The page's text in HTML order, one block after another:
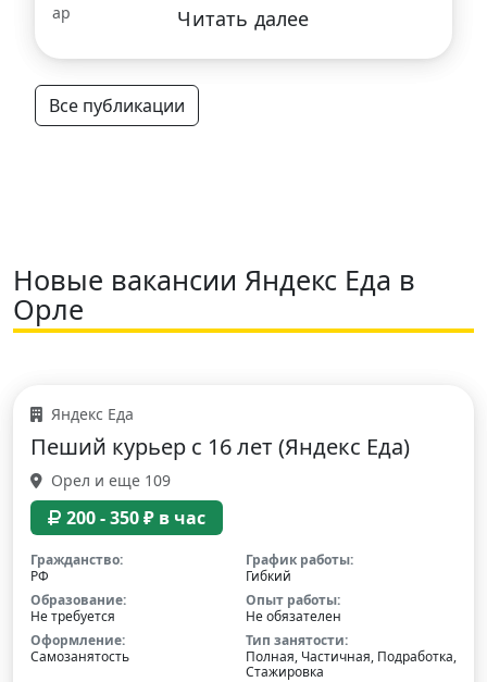
Читать далее
Все публикации
Новые вакансии Яндекс Еда в
Орле
Яндекс Еда
Пеший курьер с 16 лет (Яндекс Еда)
Орел и еще 109
200 - 350 ₽ в час
Гражданство:
РФ
График работы:
Гибкий
Образование:
Не требуется
Опыт работы:
Не обязателен
Оформление:
Самозанятость
Тип занятости:
Полная, Частичная, Подработка,
Стажировка